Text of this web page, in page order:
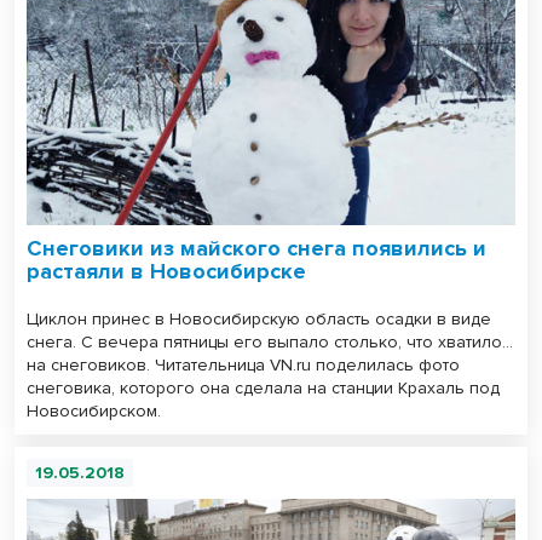
Снеговики из майского снега появились и
растаяли в Новосибирске
Циклон принес в Новосибирскую область осадки в виде
снега. С вечера пятницы его выпало столько, что хватило…
на снеговиков. Читательница VN.ru поделилась фото
снеговика, которого она сделала на станции Крахаль под
Новосибирском.
19.05.2018